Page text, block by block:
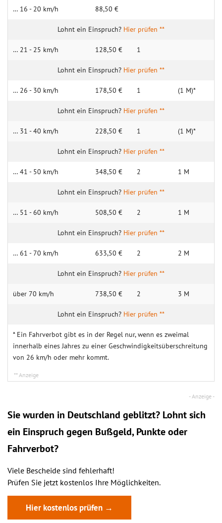
… 16 - 20 km/h 88,50 €
Hier prüfen **
… 21 - 25 km/h 128,50 € 1
Hier prüfen **
… 26 - 30 km/h 178,50 € 1 (1 M)*
Hier prüfen **
… 31 - 40 km/h 228,50 € 1 (1 M)*
Hier prüfen **
… 41 - 50 km/h 348,50 € 2 1 M
Hier prüfen **
… 51 - 60 km/h 508,50 € 2 1 M
Hier prüfen **
… 61 - 70 km/h 633,50 € 2 2 M
Hier prüfen **
über 70 km/h 738,50 € 2 3 M
Hier prüfen **
* Ein Fahrverbot gibt es in der Regel nur, wenn es zweimal
innerhalb eines Jahres zu einer Geschwindigkeitsüberschreitung
von 26 km/h oder mehr kommt.
Sie wurden in Deutschland geblitzt? Lohnt sich
ein Einspruch gegen Bußgeld, Punkte oder
Fahrverbot?
Viele Bescheide sind fehlerhaft!
Prüfen Sie jetzt kostenlos Ihre Möglichkeiten.
Hier kostenlos prüfen →